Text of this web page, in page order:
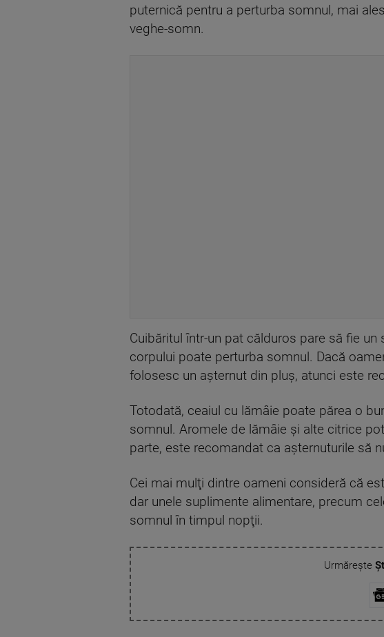
puternică pentru a perturba somnul, mai
veghe-somn.
Cuibăritul într-un pat călduros pare să fie
corpului poate perturba somnul. Dacă
folosesc un aşternut din pluş, atunci este
Totodată, ceaiul cu lămâie poate părea o
somnul. Aromele de lămâie şi alte citrice
parte, este recomandat ca aşternuturile să
Cei mai mulţi dintre oameni consideră că
dar unele suplimente alimentare, precum
somnul în timpul nopţii.
Urmărește